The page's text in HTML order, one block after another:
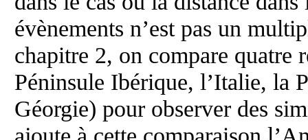
évènements n’est pas un
chapitre 2, on compare quatre
Péninsule Ibérique, l’Italie, la
Géorgie) pour observer des